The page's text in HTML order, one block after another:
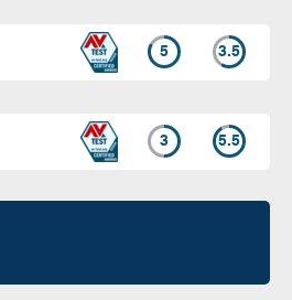
5 3.5
3 5.5